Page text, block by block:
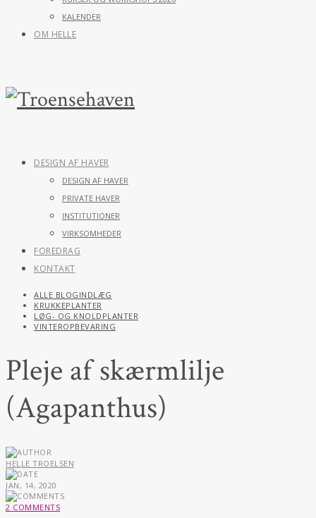
KALENDER
OM HELLE
DESIGN AF HAVER
DESIGN AF HAVER
PRIVATE HAVER
INSTITUTIONER
VIRKSOMHEDER
FOREDRAG
KONTAKT
ALLE BLOGINDLÆG
KRUKKEPLANTER
LØG- OG KNOLDPLANTER
VINTEROPBEVARING
Pleje af skærmlilje
(Agapanthus)
HELLE TROELSEN
JAN, 14, 2020
2 COMMENTS